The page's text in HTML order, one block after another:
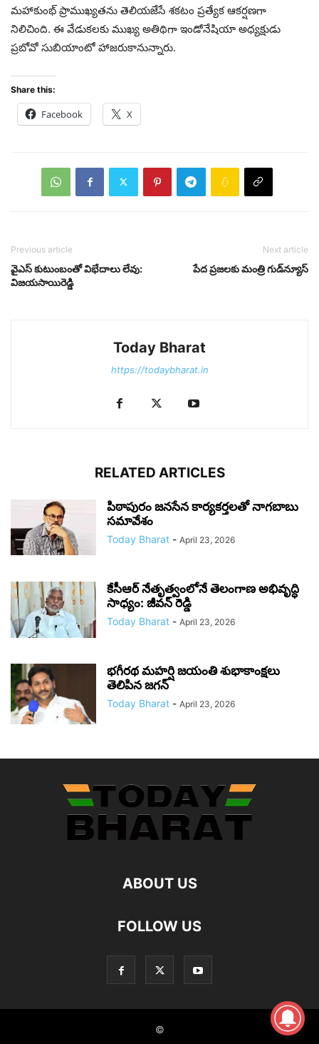
మహాకుంభ్ ప్రాముఖ్యతను తెలియజేసే శకటం ప్రత్యేక ఆకర్షణగా
నిలిచింది. ఈ వేడుకలకు ముఖ్య అతిథిగా ఇండోనేషియా అధ్యక్షుడు
ప్రబోవో సుబియాంటో హాజరుకానున్నారు.
Share this:
Facebook X
Previous article
వైఎస్ కుటుంబంతో విభేదాలు లేవు:
విజయసాయిరెడ్డి
Next article
పేద ప్రజలకు మంత్రి గుడ్‌న్యూస్
Today Bharat
https://todaybharat.in
RELATED ARTICLES
పిఠాపురం జనసేన కార్యకర్తలతో నాగబాబు
సమావేశం
Today Bharat - April 23, 2026
కేసీఆర్ నేతృత్వంలోనే తెలంగాణ అభివృద్ధి
సాధ్యం: జీవన్ రెడ్డి
Today Bharat - April 23, 2026
భగీరథ మహర్షి జయంతి శుభాకాంక్షలు
తెలిపిన జగన్‌
Today Bharat - April 23, 2026
ABOUT US
FOLLOW US
©